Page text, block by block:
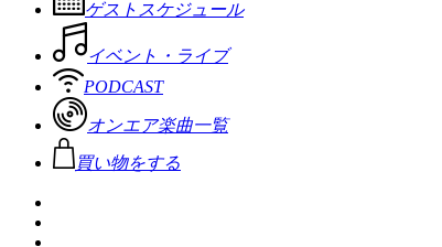
ゲストスケジュール
イベント・ライブ
PODCAST
オンエア楽曲一覧
買い物をする